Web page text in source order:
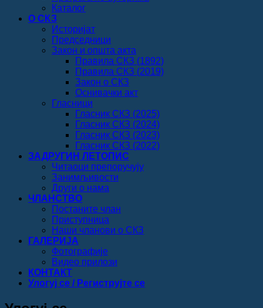
Каталог
О СКЗ
Историјат
Председници
Закон и општа акта
Правила СКЗ (1892)
Правила СКЗ (2019)
Закон о СКЗ
Оснивачки акт
Гласници
Гласник СКЗ (2025)
Гласник СКЗ (2024)
Гласник СКЗ (2023)
Гласник СКЗ (2022)
ЗАДРУГИН ЛЕТОПИС
Читаоци препоручују
Занимљивости
Други о нама
ЧЛАНСТВО
Постаните члан
Приступница
Наши чланови о СКЗ
ГАЛЕРИЈА
Фотографије
Видео прилози
КОНТАКТ
Улогуј се / Региструјте се